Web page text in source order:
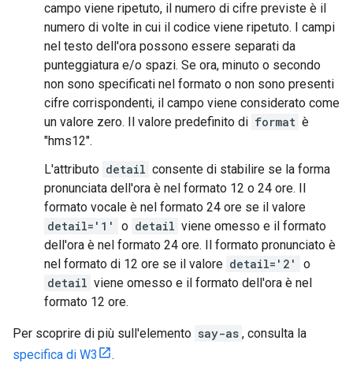
campo viene ripetuto, il numero di cifre previste è il
numero di volte in cui il codice viene ripetuto. I campi
nel testo dell'ora possono essere separati da
punteggiatura e/o spazi. Se ora, minuto o secondo
non sono specificati nel formato o non sono presenti
cifre corrispondenti, il campo viene considerato come
un valore zero. Il valore predefinito di format è
"hms12".
L'attributo detail consente di stabilire se la forma
pronunciata dell'ora è nel formato 12 o 24 ore. Il
formato vocale è nel formato 24 ore se il valore
detail='1'
o detail viene omesso e il formato
dell'ora è nel formato 24 ore. Il formato pronunciato è
nel formato di 12 ore se il valore detail='2'
o
detail viene omesso e il formato dell'ora è nel
formato 12 ore.
Per scoprire di più sull'elemento say-as , consulta la
specifica di W3
.